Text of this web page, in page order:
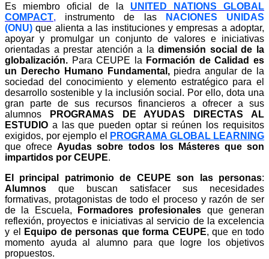
Es miembro oficial de la UNITED NATIONS GLOBAL
COMPACT, instrumento de las
NACIONES UNIDAS
(ONU) que alienta a las instituciones y empresas a adoptar,
apoyar y promulgar un conjunto de valores e iniciativas
orientadas a prestar atención a ladimensión social de la
globalización. Para CEUPE la Formación de Calidad es
un Derecho Humano Fundamental,piedra angular de la
sociedad del conocimiento y elemento estratégico para el
desarrollo sostenible y la inclusión social. Por ello, dota una
gran parte de sus recursos financieros a ofrecer a sus
alumnos
PROGRAMAS DE AYUDAS DIRECTAS AL
ESTUDIO a las que pueden optar si reúnen los requisitos
exigidos, por ejemplo el
PROGRAMA GLOBAL LEARNING
que ofreceAyudas sobre todos los Másteres que son
impartidos por CEUPE.
El principal patrimonio de CEUPE son las personas:
Alumnos que buscan satisfacer sus necesidades
formativas, protagonistas de todo el proceso y razón de ser
de la Escuela,
Formadores profesionales que generan
reflexión, proyectos e iniciativas al servicio de la excelencia
y el
Equipo de personas que forma CEUPE, que en todo
momento ayuda al alumno para que logre los objetivos
propuestos.